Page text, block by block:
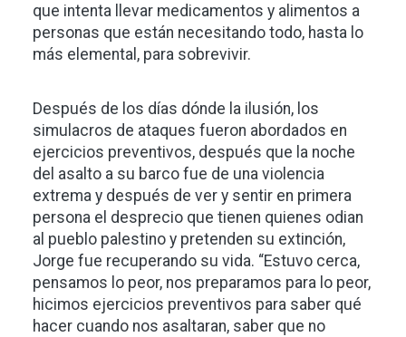
que intenta llevar medicamentos y alimentos a
personas que están necesitando todo, hasta lo
más elemental, para sobrevivir.
Después de los días dónde la ilusión, los
simulacros de ataques fueron abordados en
ejercicios preventivos, después que la noche
del asalto a su barco fue de una violencia
extrema y después de ver y sentir en primera
persona el desprecio que tienen quienes odian
al pueblo palestino y pretenden su extinción,
Jorge fue recuperando su vida. “Estuvo cerca,
pensamos lo peor, nos preparamos para lo peor,
hicimos ejercicios preventivos para saber qué
hacer cuando nos asaltaran, saber que no